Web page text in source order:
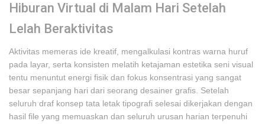
Hiburan Virtual di Malam Hari Setelah
Lelah Beraktivitas
Aktivitas memeras ide kreatif, mengalkulasi kontras warna huruf
pada layar, serta konsisten melatih ketajaman estetika seni visual
tentu menuntut energi fisik dan fokus konsentrasi yang sangat
besar sepanjang hari dari seorang desainer grafis. Setelah
seluruh draf konsep tata letak tipografi selesai dikerjakan dengan
hasil file yang memuaskan dan seluruh urusan harian terpenuhi